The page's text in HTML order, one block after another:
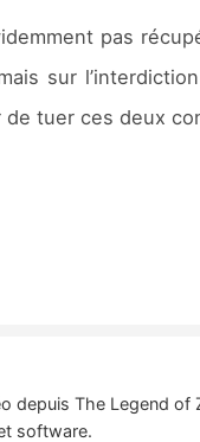
pas
sur
tuer ces deux
depuis The Legend of
software.